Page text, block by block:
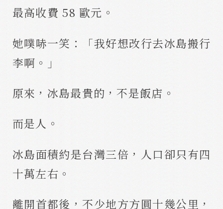
最高收費 58 歐元。
她噗哧一笑：「我好想改行去冰島搬行
李啊。」
原來，冰島最貴的，不是飯店。
而是人。
冰島面積約是台灣三倍，人口卻只有四
十萬左右。
離開首都後，不少地方方圓十幾公里，